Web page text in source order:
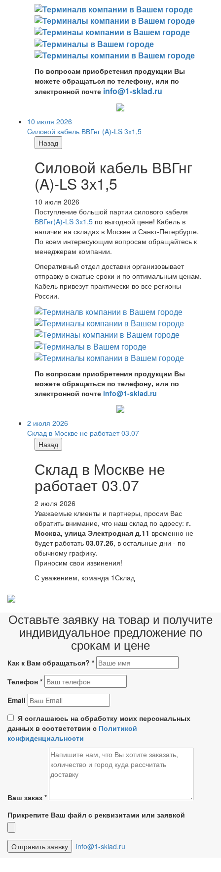
По вопросам приобретения продукции Вы
можете обращаться по телефону, или по
электронной почте info@1-sklad.ru
10 июля 2026
Cиловой кабель ВВГнг (A)-LS 3х1,5
Назад
Cиловой кабель ВВГнг
(A)-LS 3х1,5
10 июля 2026
Поступление большой партии силового кабеля
ВВГнг(A)-LS 3х1,5 по выгодной цене! Кабель в
наличии на складах в Москве и Санкт-Петербурге.
По всем интересующим вопросам обращайтесь к
менеджерам компании.
Оперативный отдел доставки организовывает
отправку в сжатые сроки и по оптимальным ценам.
Кабель привезут практически во все регионы
России.
По вопросам приобретения продукции Вы
можете обращаться по телефону, или по
электронной почте info@1-sklad.ru
2 июля 2026
Склад в Москве не работает 03.07
Назад
Склад в Москве не
работает 03.07
2 июля 2026
Уважаемые клиенты и партнеры, просим Вас
обратить внимание, что наш склад по адресу: г.
Москва, улица Электродная д.11 временно не
будет работать 03.07.26, в остальные дни - по
обычному графику.
Приносим свои извинения!
С уважением, команда 1Склад
Оставьте заявку на товар и получите
индивидуальное предложение по
срокам и цене
Как к Вам обращаться? *
Телефон *
Email
Я соглашаюсь на обработку моих персональных
данных в соответствии с Политикой
конфиденциальности
Ваш заказ *
Прикрепите Ваш файл с реквизитами или заявкой
info@1-sklad.ru